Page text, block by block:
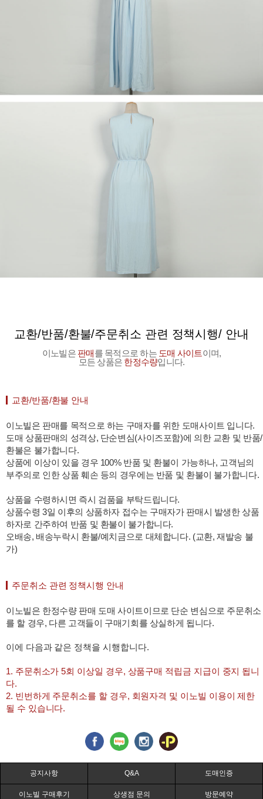
교환/반품/환불/주문취소 관련 정책시행/ 안내
이노빌은 판매를 목적으로 하는 도매 사이트이며,
모든 상품은 한정수량입니다.
교환/반품/환불 안내
이노빌은 판매를 목적으로 하는 구매자를 위한 도매사이트 입니다.
도매 상품판매의 성격상, 단순변심(사이즈포함)에 의한 교환 및 반품/
환불은 불가합니다.
상품에 이상이 있을 경우 100% 반품 및 환불이 가능하나, 고객님의
부주의로 인한 상품 훼손 등의 경우에는 반품 및 환불이 불가합니다.
상품을 수령하시면 즉시 검품을 부탁드립니다.
상품수령 3일 이후의 상품하자 접수는 구매자가 판매시 발생한 상품
하자로 간주하여 반품 및 환불이 불가합니다.
오배송, 배송누락시 환불/예치금으로 대체합니다. (교환, 재발송 불
가)
주문취소 관련 정책시행 안내
이노빌은 한정수량 판매 도매 사이트이므로 단순 변심으로 주문취소
를 할 경우, 다른 고객들이 구매기회를 상실하게 됩니다.
이에 다음과 같은 정책을 시행합니다.
1. 주문취소가 5회 이상일 경우, 상품구매 적립금 지급이 중지 됩니
다.
2. 빈번하게 주문취소를 할 경우, 회원자격 및 이노빌 이용이 제한
될 수 있습니다.
공지사항 Q&A 도매인증
이노빌 구매후기 상생점 문의 방문예약